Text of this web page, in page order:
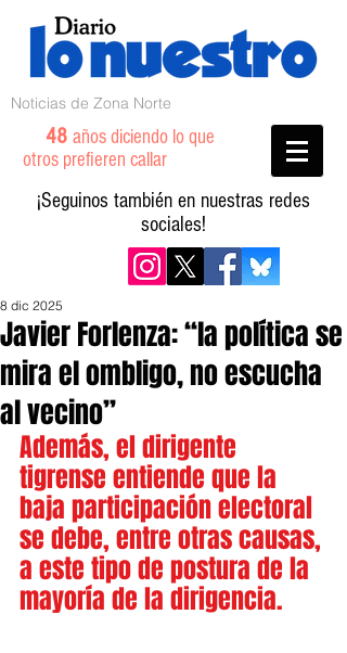
Noticias de Zona Norte
48 años diciendo lo que
otros prefieren callar
¡Seguinos también en nuestras redes
sociales!
Javier Forlenza: “la política se
mira el ombligo, no escucha
al vecino”
8 dic 2025
Además, el dirigente
tigrense entiende que la
baja participación electoral
se debe, entre otras causas,
a este tipo de postura de la
mayoría de la dirigencia.